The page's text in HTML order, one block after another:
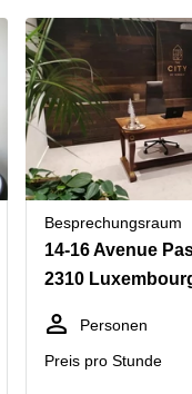
Besprechungsraum
2310
Personen
Preis pro Stunde